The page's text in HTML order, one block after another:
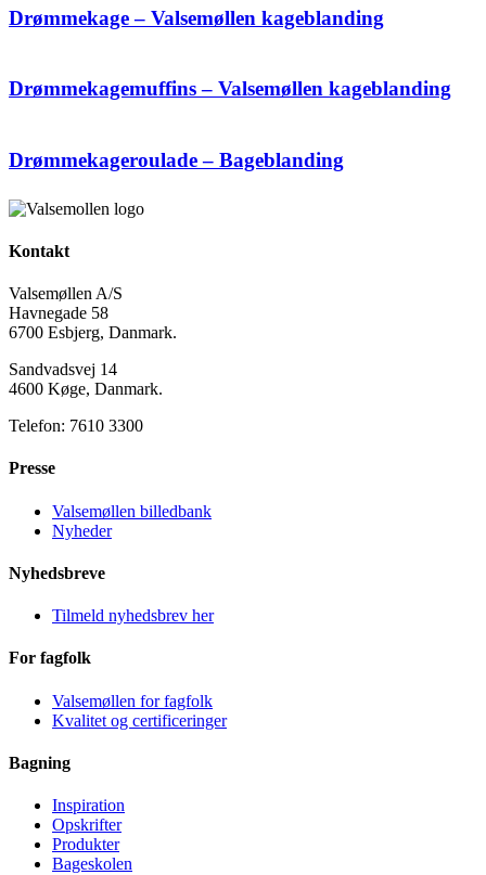
Drømmekage – Valsemøllen kageblanding
Drømmekagemuffins – Valsemøllen kageblanding
Drømmekageroulade – Bageblanding
Kontakt
Valsemøllen A/S
Havnegade 58
6700 Esbjerg, Danmark.
Sandvadsvej 14
4600 Køge, Danmark.
Telefon: 7610 3300
Presse
Valsemøllen billedbank
Nyheder
Nyhedsbreve
Tilmeld nyhedsbrev her
For fagfolk
Valsemøllen for fagfolk
Kvalitet og certificeringer
Bagning
Inspiration
Opskrifter
Produkter
Bageskolen